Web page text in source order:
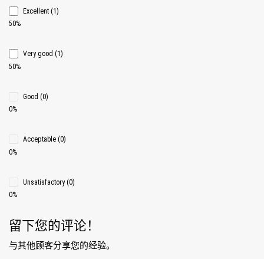
Excellent (1)
50%
Very good (1)
50%
Good (0)
0%
Acceptable (0)
0%
Unsatisfactory (0)
0%
留下您的评论！
与其他顾客分享您的经验。